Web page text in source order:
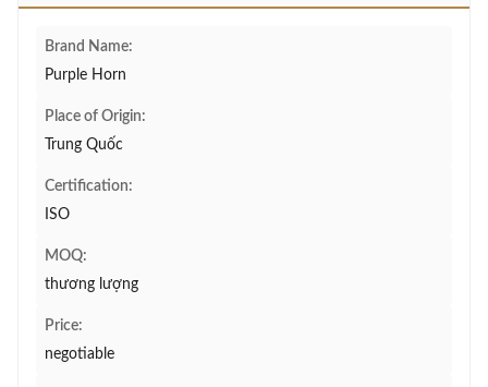
Brand Name:
Purple Horn
Place of Origin:
Trung Quốc
Certification:
ISO
MOQ:
thương lượng
Price:
negotiable